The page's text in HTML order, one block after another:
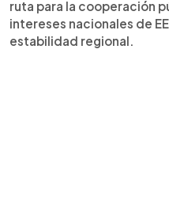
ruta para la cooperación
intereses nacionales de
estabilidad regional.